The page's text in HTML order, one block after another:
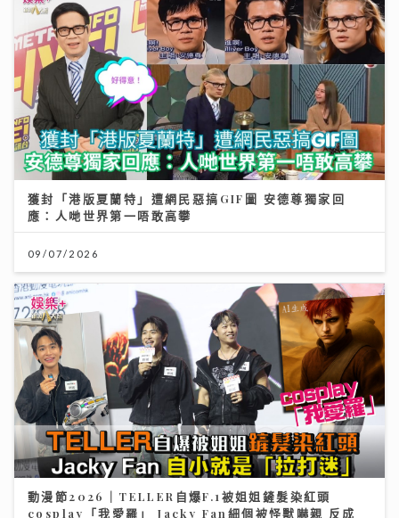
獲封「港版夏蘭特」遭網民惡搞GIF圖 安德尊獨家回
應：人哋世界第一唔敢高攀
09/07/2026
動漫節2026｜TELLER自爆F.1被姐姐鏟髮染紅頭
cosplay「我愛羅」 Jacky Fan細個被怪獸嚇親 反成